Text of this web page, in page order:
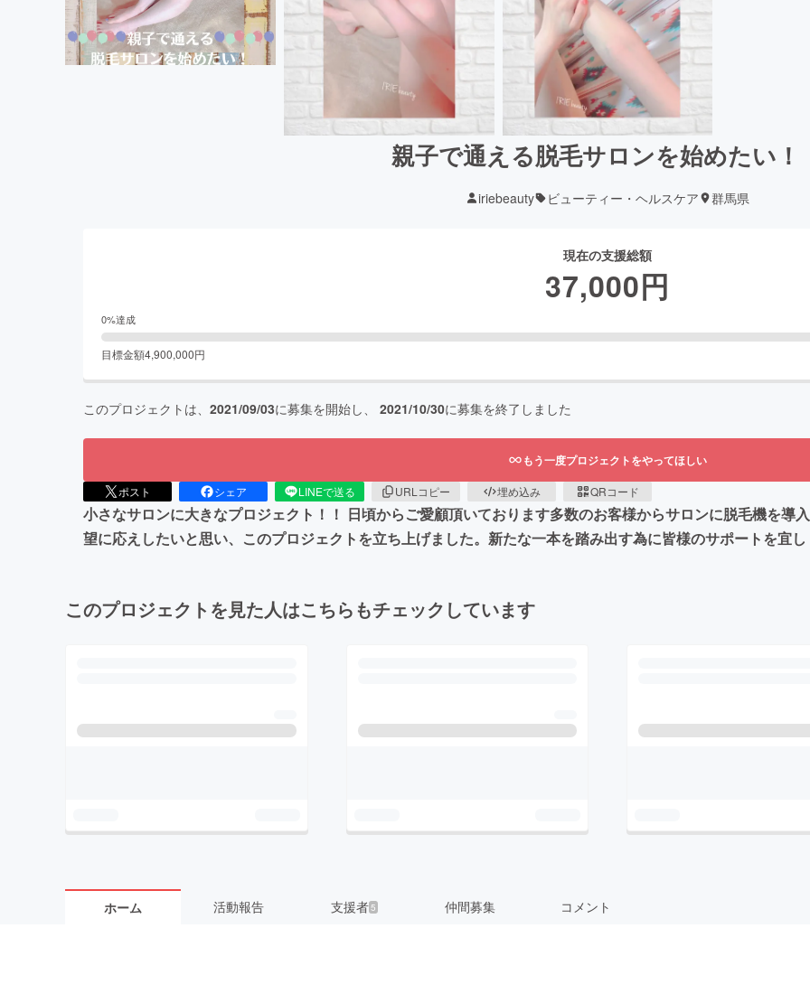
親子で通える脱毛サロンを始めたい！
iriebeauty ビューティー・ヘルスケア 群馬県
現在の支援総額
37,000円
0%達成
目標金額4,900,000円
このプロジェクトは、 2021/09/03に募集を開始し、 2021/10/30に募集を終了しました
もう一度プロジェクトをやってほしい
ポスト シェア LINEで送る URLコピー 埋め込み QRコード
小さなサロンに大きなプロジェクト！！ 日頃からご愛顧頂いております多数のお客様からサロンに脱毛機を導
望に応えしたいと思い、このプロジェクトを立ち上げました。新たな一本を踏み出す為に皆様のサポートを宜
このプロジェクトを見た人はこちらもチェックしています
ホーム 活動報告 支援者5 仲間募集 コメント